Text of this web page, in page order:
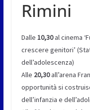
Rimini
Dalle 10,30al cinema
crescere genitori’
dell’adolescenza)
Alle 20,30all’arena
opportunità si
dell’infanzia e